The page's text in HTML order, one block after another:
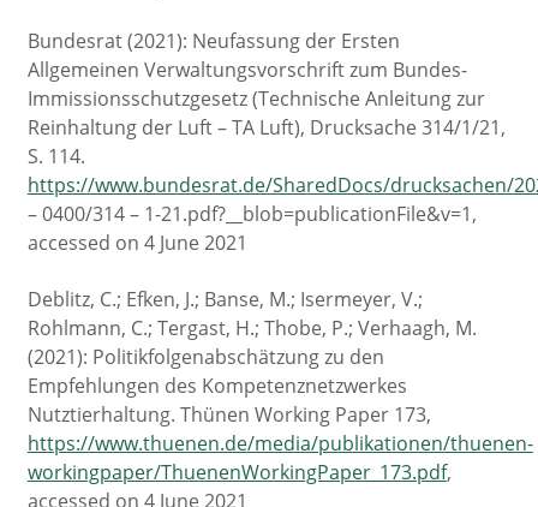
Bundesrat (2021): Neufassung der Ersten
Allgemeinen Verwaltungsvorschrift zum Bundes-
Immissionsschutzgesetz (Technische Anleitung zur
Reinhaltung der Luft – TA Luft), Drucksache 314/1/21,
S. 114.
https://www.bundesrat.de/SharedDocs/drucksachen/
– 0400/314 – 1-21.pdf?__blob=publicationFile&v=1,
accessed on 4 June 2021
Deblitz, C.; Efken, J.; Banse, M.; Isermeyer, V.;
Rohlmann, C.; Tergast, H.; Thobe, P.; Verhaagh, M.
(2021): Politikfolgenabschätzung zu den
Empfehlungen des Kompetenznetzwerkes
Nutztierhaltung. Thünen Working Paper 173,
https://www.thuenen.de/media/publikationen/thuenen-
workingpaper/ThuenenWorkingPaper_173.pdf,
accessed on 4 June 2021